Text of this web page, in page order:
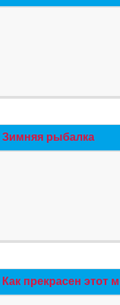
Зимняя рыбалка
Как прекрасен этот